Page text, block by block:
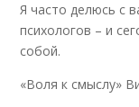
Я часто делюсь с
психологов – и
собой.
«Воля к смыслу»